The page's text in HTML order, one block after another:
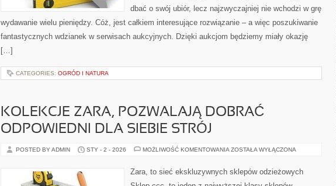
dbać o swój ubiór, lecz najzwyczajniej nie wchodzi w grę
wydawanie wielu pieniędzy. Cóż, jest całkiem interesujące rozwiązanie – a więc poszukiwanie
fantastycznych wdzianek w serwisach aukcyjnych. Dzięki aukcjom będziemy miały okazję
[…]
CATEGORIES: OGRÓD I NATURA
KOLEKCJE ZARA, POZWALAJĄ DOBRAĆ
ODPOWIEDNI DLA SIEBIE STRÓJ
POSTED BY ADMIN STY - 2 - 2026 MOŻLIWOŚĆ KOMENTOWANIA KOLEKCJE
DOBRAĆ
ODPOWIEDNI
ZOSTAŁA WYŁĄCZONA
Zara, to sieć ekskluzywnych sklepów odzieżowych